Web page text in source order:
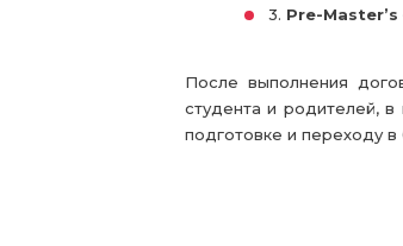
3. Pre-
После выполнения
студента и родителей,
подготовке и переходу